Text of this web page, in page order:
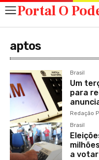
Portal O
aptos
Brasil
Um
para
Redação
Brasil
a votar